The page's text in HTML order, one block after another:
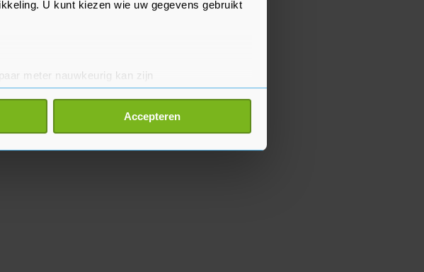
U kunt kiezen wie uw gegevens gebruikt
meter nauwkeurig kan zijn
eigenschappen (fingerprinting)
voorkeuren in het
detailgedeelte
Accepteren